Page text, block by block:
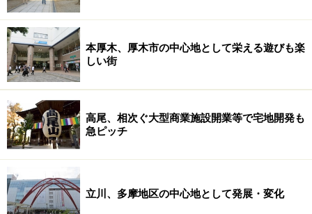
ただし、もともとは丘陵地。高台に建つ住宅は、眺望、
採光などに恵まれているものの、坂や階段も多く、ベビ
ーカーや高齢者に辛い場所があるのも確かです。
流行の品も揃う
本厚木、厚木市の中心地として栄える遊びも楽
しい街
高尾、相次ぐ大型商業施設開業等で宅地開発も
急ピッチ
立川、多摩地区の中心地として発展・変化